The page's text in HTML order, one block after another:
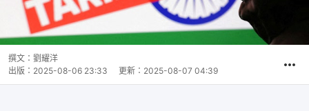
撰文： 劉耀洋
出版： 2025-08-06 23:33 更新： 2025-08-07 04:39